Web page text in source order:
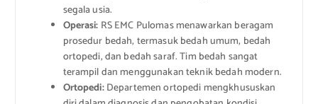
segala usia.
Operasi: RS EMC Pulomas menawarkan beragam
prosedur bedah, termasuk bedah umum, bedah
ortopedi, dan bedah saraf. Tim bedah sangat
terampil dan menggunakan teknik bedah modern.
Ortopedi:Departemen ortopedi mengkhususkan